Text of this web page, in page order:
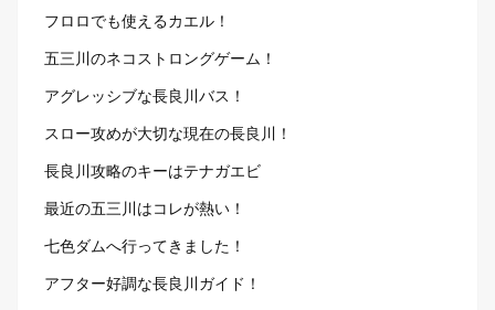
フロロでも使えるカエル！
五三川のネコストロングゲーム！
アグレッシブな長良川バス！
スロー攻めが大切な現在の長良川！
長良川攻略のキーはテナガエビ
最近の五三川はコレが熱い！
七色ダムへ行ってきました！
アフター好調な長良川ガイド！